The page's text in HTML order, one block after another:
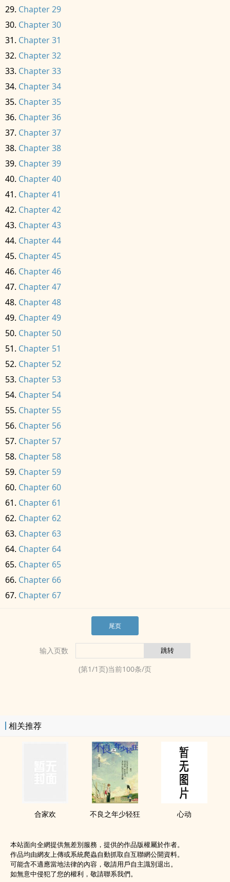
Chapter 29
Chapter 30
Chapter 31
Chapter 32
Chapter 33
Chapter 34
Chapter 35
Chapter 36
Chapter 37
Chapter 38
Chapter 39
Chapter 40
Chapter 41
Chapter 42
Chapter 43
Chapter 44
Chapter 45
Chapter 46
Chapter 47
Chapter 48
Chapter 49
Chapter 50
Chapter 51
Chapter 52
Chapter 53
Chapter 54
Chapter 55
Chapter 56
Chapter 57
Chapter 58
Chapter 59
Chapter 60
Chapter 61
Chapter 62
Chapter 63
Chapter 64
Chapter 65
Chapter 66
Chapter 67
尾页
输入页数
(第1/1页)当前100条/页
相关推荐
合家欢 不良之年少轻狂 心动
本站面向全網提供無差別服務，提供的作品版權屬於作者。
作品均由網友上傳或系統爬蟲自動抓取自互聯網公開資料。
可能含不適應當地法律的內容，敬請用戶自主識別退出。
如無意中侵犯了您的權利，敬請聯系我們。